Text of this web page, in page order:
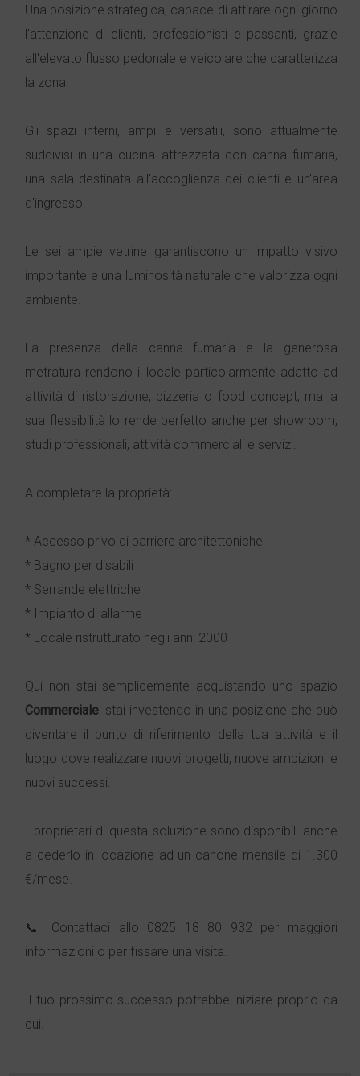
Una posizione strategica, capace di attirare ogni giorno
l'attenzione di clienti, professionisti e passanti, grazie
all'elevato flusso pedonale e veicolare che caratterizza
la zona.
Gli spazi interni, ampi e versatili, sono attualmente
suddivisi in una cucina attrezzata con canna fumaria,
una sala destinata all'accoglienza dei clienti e un'area
d'ingresso.
Le sei ampie vetrine garantiscono un impatto visivo
importante e una luminosità naturale che valorizza ogni
ambiente.
La presenza della canna fumaria e la generosa
metratura rendono il locale particolarmente adatto ad
attività di ristorazione, pizzeria o food concept, ma la
sua flessibilità lo rende perfetto anche per showroom,
studi professionali, attività commerciali e servizi.
A completare la proprietà:
* Accesso privo di barriere architettoniche
* Bagno per disabili
* Serrande elettriche
* Impianto di allarme
* Locale ristrutturato negli anni 2000
Qui non stai semplicemente acquistando uno spazio
Commerciale: stai investendo in una posizione che può
diventare il punto di riferimento della tua attività e il
luogo dove realizzare nuovi progetti, nuove ambizioni e
nuovi successi.
I proprietari di questa soluzione sono disponibili anche
a cederlo in locazione ad un canone mensile di 1.300
€/mese.
📞 Contattaci allo 0825 18 80 932 per maggiori
informazioni o per fissare una visita.
Il tuo prossimo successo potrebbe iniziare proprio da
qui.